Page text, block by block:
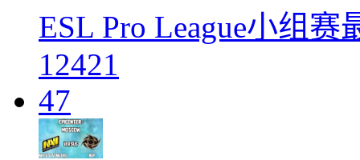
ESL Pro League小组赛
12421
47